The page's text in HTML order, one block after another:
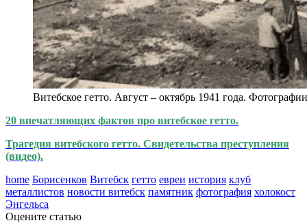
Витебское гетто. Август – октябрь 1941 года.
20 впечатляющих фактов про витебское гетто.
Трагедия витебского гетто. Свидетельства преступления
(видео).
home Борисенков Витебск гетто евреи история клуб
металлистов новости витебск памятник фотография холокост
Энгельса
Оцените статью